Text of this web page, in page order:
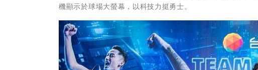
機顯示於球場大螢幕，以科技力挺勇士。